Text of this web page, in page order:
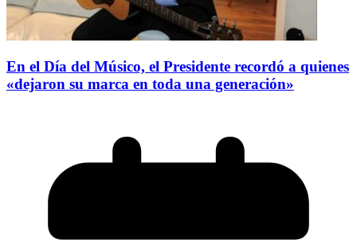
En el Día del Músico, el Presidente recordó a quienes
«dejaron su marca en toda una generación»